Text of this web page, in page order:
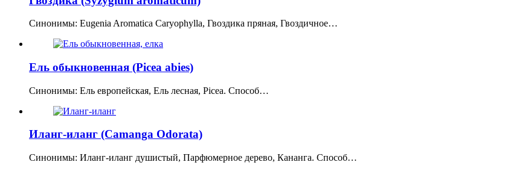
Синонимы: Eugenia Aromatica Caryophylla, Гвоздика пряная, Гвоздичное…
Ель обыкновенная (Picea abies)
Синонимы: Ель европейская, Ель лесная, Picea. Способ…
Иланг‑иланг (Camanga Odorata)
Синонимы: Иланг-иланг душистый, Парфюмерное дерево, Кананга. Способ…